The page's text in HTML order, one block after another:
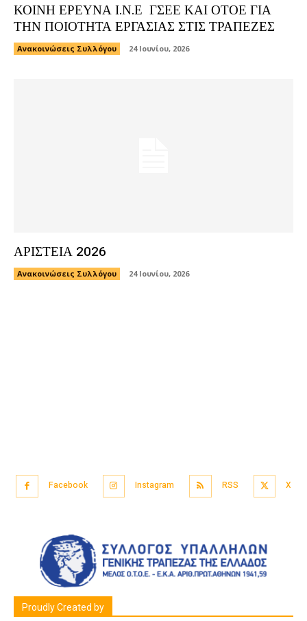
ΚΟΙΝΗ ΕΡΕΥΝΑ Ι.Ν.Ε ΓΣΕΕ ΚΑΙ ΟΤΟΕ ΓΙΑ
ΤΗΝ ΠΟΙΟΤΗΤΑ ΕΡΓΑΣΙΑΣ ΣΤΙΣ ΤΡΑΠΕΖΕΣ
Ανακοινώσεις Συλλόγου 24 Ιουνίου, 2026
ΑΡΙΣΤΕΙΑ 2026
Ανακοινώσεις Συλλόγου 24 Ιουνίου, 2026
Facebook Instagram RSS X
Proudly Created by